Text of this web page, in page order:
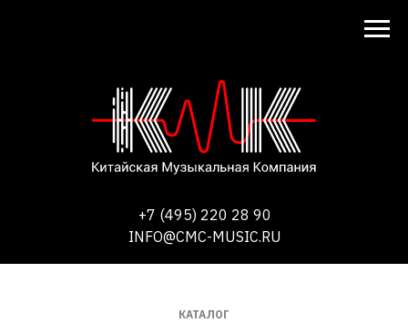
+7 (495) 220 28 90
INFO@CMC-MUSIC.RU
КАТАЛОГ